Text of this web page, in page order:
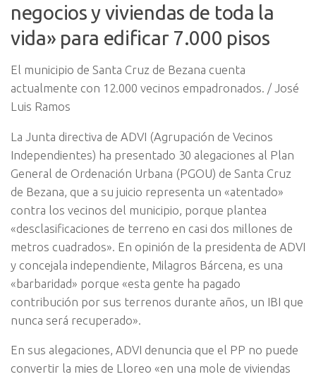
negocios y viviendas de toda la
vida» para edificar 7.000 pisos
El municipio de Santa Cruz de Bezana cuenta
actualmente con 12.000 vecinos empadronados. / José
Luis Ramos
La Junta directiva de ADVI (Agrupación de Vecinos
Independientes) ha presentado 30 alegaciones al Plan
General de Ordenación Urbana (PGOU) de Santa Cruz
de Bezana, que a su juicio representa un «atentado»
contra los vecinos del municipio, porque plantea
«desclasificaciones de terreno en casi dos millones de
metros cuadrados». En opinión de la presidenta de ADVI
y concejala independiente, Milagros Bárcena, es una
«barbaridad» porque «esta gente ha pagado
contribución por sus terrenos durante años, un IBI que
nunca será recuperado».
En sus alegaciones, ADVI denuncia que el PP no puede
convertir la mies de Lloreo «en una mole de viviendas